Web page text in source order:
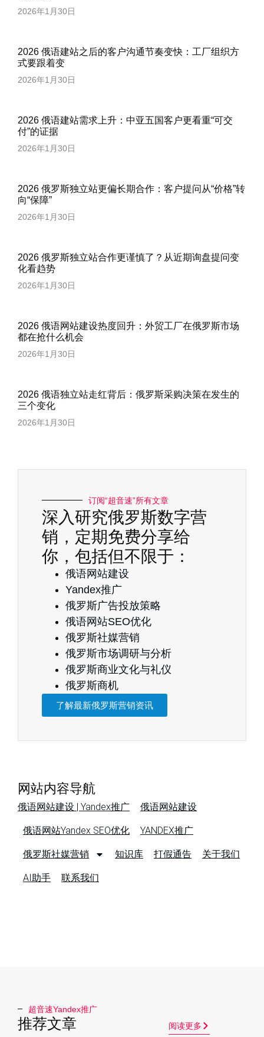
2026年1月30日
2026 俄语建站之后的客户沟通节奏变快：工厂组织方
式要跟着变
2026年1月30日
2026 俄语建站需求上升：中亚五国客户更看重“可交
付”的证据
2026年1月30日
2026 俄罗斯独立站更偏长期合作：客户提问从“价格”转
向“保障”
2026年1月30日
2026 俄罗斯独立站合作更谨慎了？从近期询盘提问变
化看趋势
2026年1月30日
2026 俄语网站建设热度回升：外贸工厂在俄罗斯市场
都在抢什么机会
2026年1月30日
2026 俄语独立站走红背后：俄罗斯采购决策在发生的
三个变化
2026年1月30日
订阅“超音速”所有文章
深入研究俄罗斯数字营
销，定期免费分享给
你，包括但不限于：
俄语网站建设
Yandex推广
俄罗斯广告投放策略
俄语网站SEO优化
俄罗斯社媒营销
俄罗斯市场调研与分析
俄罗斯商业文化与礼仪
俄罗斯商机
了解最新俄罗斯营销资讯
网站内容导航
俄语网站建设 | Yandex推广 俄语网站建设
俄语网站Yandex SEO优化 YANDEX推广
俄罗斯社媒营销 知识库 打假通告 关于我们
AI助手 联系我们
超音速Yandex推广​
推荐文章 阅读更多